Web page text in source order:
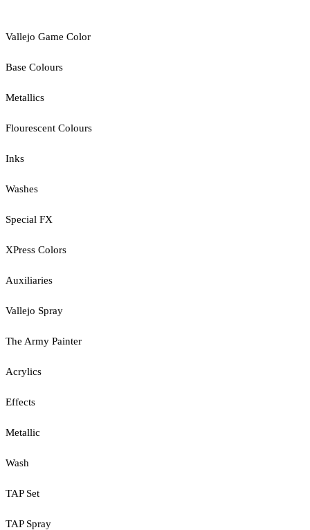
Vallejo Game Color
Base Colours
Metallics
Flourescent Colours
Inks
Washes
Special FX
XPress Colors
Auxiliaries
Vallejo Spray
The Army Painter
Acrylics
Effects
Metallic
Wash
TAP Set
TAP Spray